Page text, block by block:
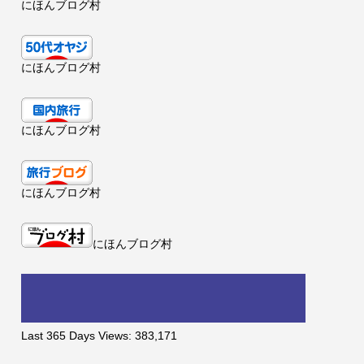
にほんブログ村
にほんブログ村
にほんブログ村
にほんブログ村
にほんブログ村
Last 365 Days Views: 383,171